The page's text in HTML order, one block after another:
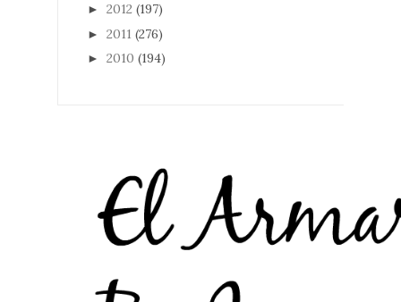
► 2012 (197)
► 2011 (276)
► 2010 (194)